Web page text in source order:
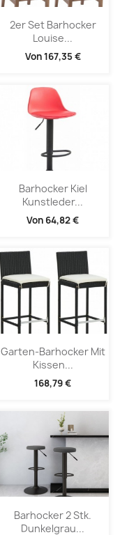
2er Set Barhocker
Louise...
Von167,35 €
Barhocker Kiel
Kunstleder...
Von 64,82 €
Garten-Barhocker Mit
Kissen...
168,79 €
Barhocker 2 Stk.
Dunkelgrau...